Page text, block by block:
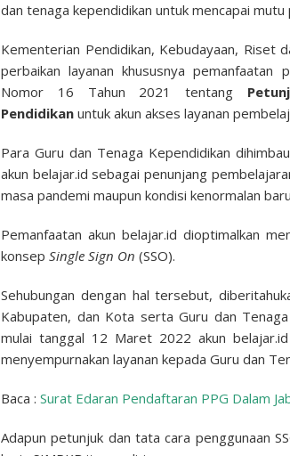
dan tenaga kependidikan untuk mencapai
Kementerian Pendidikan, Kebudayaan, Riset
perbaikan layanan khususnya
Nomor 16 Tahun 2021 tentang
Pendidikan untuk akun akses layanan
Para Guru dan Tenaga Kependidikan
akun belajar.id sebagai penunjang
masa pandemi maupun kondisi kenormalan
Pemanfaatan akun belajar.id dioptimalkan
konsep Single Sign On (SSO).
Sehubungan dengan hal tersebut,
Kabupaten, dan Kota serta Guru dan
mulai tanggal 12 Maret 2022 akun
menyempurnakan layanan kepada Guru dan
Baca : Surat Edaran Pendaftaran PPG Dalam
Adapun petunjuk dan tata cara penggunaan